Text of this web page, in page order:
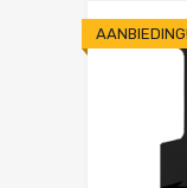
AANBIEDING!